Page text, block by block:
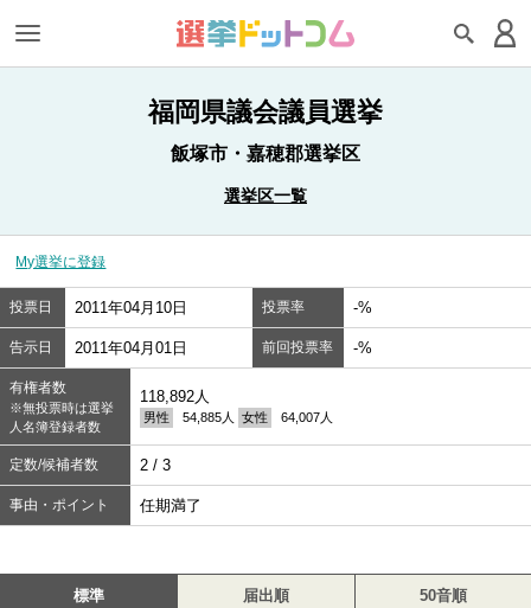
福岡県議会議員選挙
飯塚市・嘉穂郡選挙区
選挙区一覧
My選挙に登録
投票日 2011年04月10日 投票率 -%
告示日 2011年04月01日 前回投票率 -%
有権者数
※無投票時は選挙
人名簿登録者数
118,892人
男性 54,885人 女性 64,007人
定数/候補者数 2 / 3
事由・ポイント 任期満了
標準 届出順 50音順